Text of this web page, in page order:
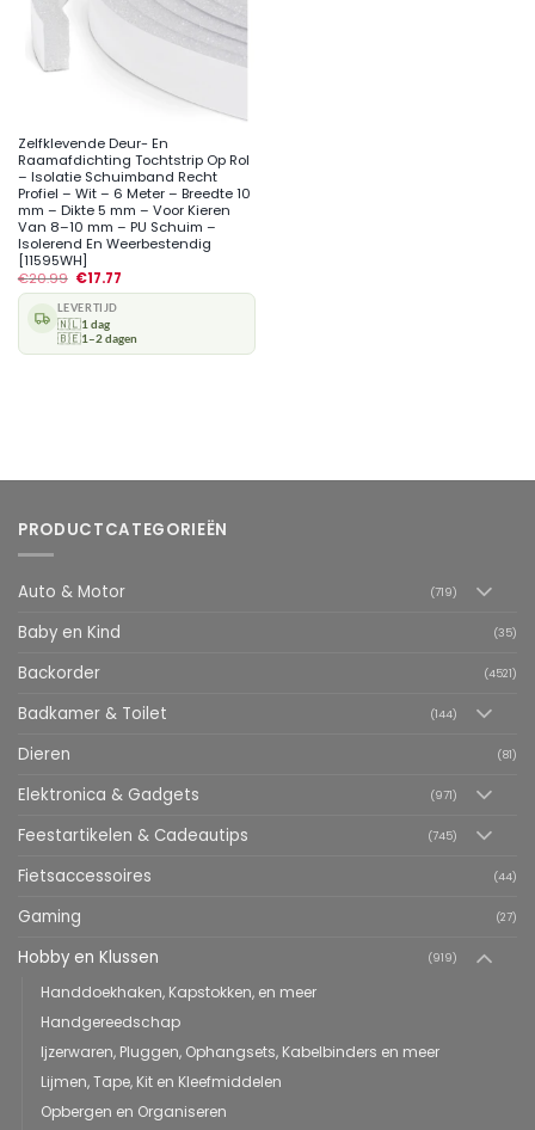
Zelfklevende Deur- En
Raamafdichting Tochtstrip Op Rol
– Isolatie Schuimband Recht
Profiel – Wit – 6 Meter – Breedte 10
mm – Dikte 5 mm – Voor Kieren
Van 8–10 mm – PU Schuim –
Isolerend En Weerbestendig
[11595WH]
€20.99 €17.77
LEVERTIJD
🇳🇱1 dag
🇧🇪1–2 dagen
PRODUCTCATEGORIEËN
Auto & Motor (719)
Baby en Kind (35)
Backorder (4521)
Badkamer & Toilet (144)
Dieren (81)
Elektronica & Gadgets (971)
Feestartikelen & Cadeautips (745)
Fietsaccessoires (44)
Gaming (27)
Hobby en Klussen (919)
Handdoekhaken, Kapstokken, en meer
Handgereedschap
Ijzerwaren, Pluggen, Ophangsets, Kabelbinders en meer
Lijmen, Tape, Kit en Kleefmiddelen
Opbergen en Organiseren